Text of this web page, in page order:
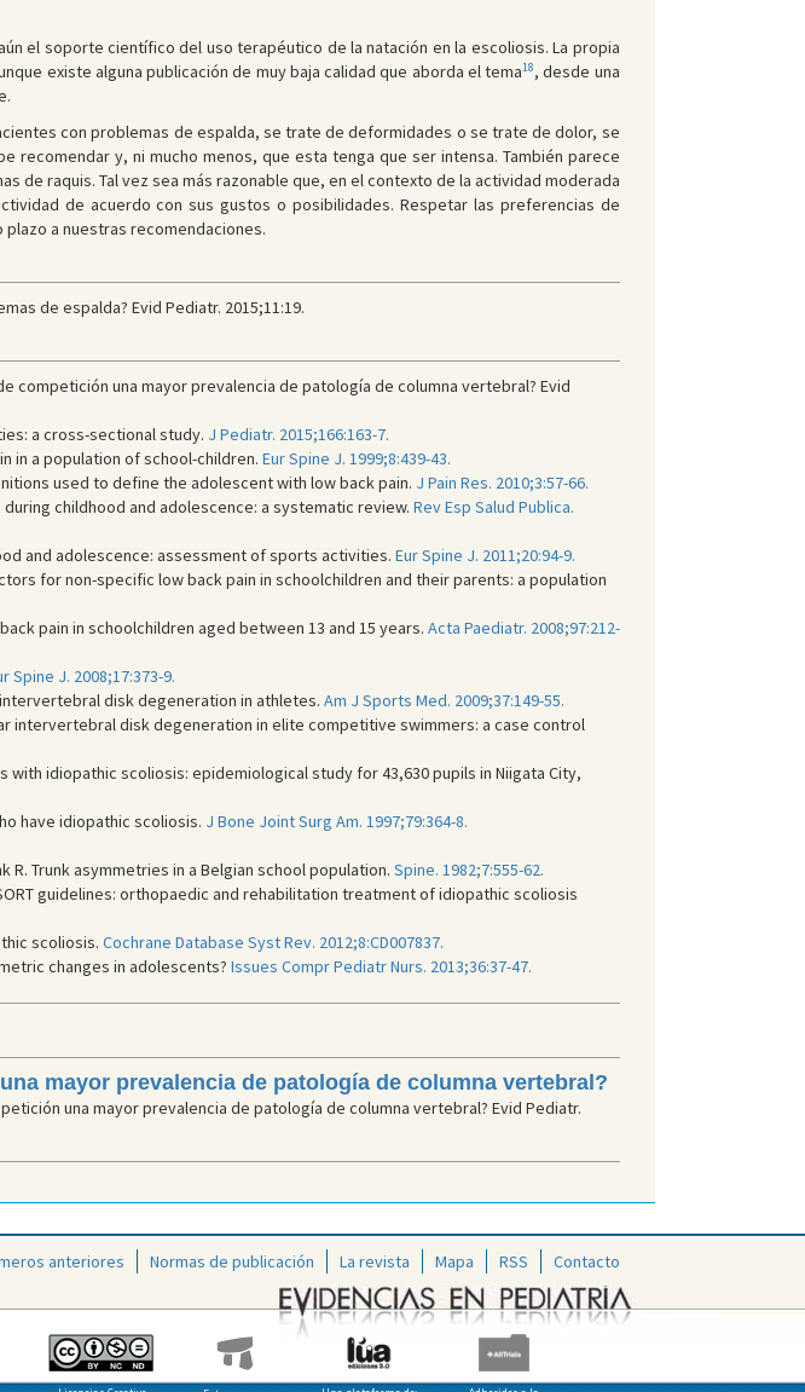
el soporte científico del uso terapéutico de la natación en la escoliosis. La propia
existe alguna publicación de muy baja calidad que aborda el tema18, desde una
con problemas de espalda, se trate de deformidades o se trate de dolor, se
y, ni mucho menos, que esta tenga que ser intensa. También parece
de raquis. Tal vez sea más razonable que, en el contexto de la actividad moderada
de acuerdo con sus gustos o posibilidades. Respetar las preferencias de
a nuestras recomendaciones.
de espalda? Evid Pediatr. 2015;11:19.
competición una mayor prevalencia de patología de columna vertebral? Evid
a cross-sectional study. J Pediatr. 2015;166:163-7.
in a population of school-children. Eur Spine J. 1999;8:439-43.
used to define the adolescent with low back pain. J Pain Res. 2010;3:57-66.
childhood and adolescence: a systematic review. Rev Esp Salud Publica.
and adolescence: assessment of sports activities. Eur Spine J. 2011;20:94-9.
for non-specific low back pain in schoolchildren and their parents: a population
pain in schoolchildren aged between 13 and 15 years. Acta Paediatr. 2008;97:212-
Spine J. 2008;17:373-9.
disk degeneration in athletes. Am J Sports Med. 2009;37:149-55.
intervertebral disk degeneration in elite competitive swimmers: a case control
with idiopathic scoliosis: epidemiological study for 43,630 pupils in Niigata City,
have idiopathic scoliosis. J Bone Joint Surg Am. 1997;79:364-8.
R. Trunk asymmetries in a Belgian school population. Spine. 1982;7:555-62.
guidelines: orthopaedic and rehabilitation treatment of idiopathic scoliosis
scoliosis. Cochrane Database Syst Rev. 2012;8:CD007837.
changes in adolescents? Issues Compr Pediatr Nurs. 2013;36:37-47.
mayor prevalencia de patología de columna vertebral?
una mayor prevalencia de patología de columna vertebral? Evid Pediatr.
anteriores Normas de publicación La revista Mapa RSS Contacto